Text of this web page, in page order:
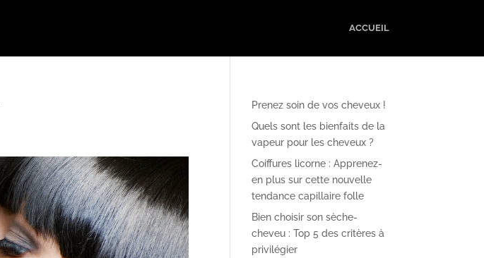
ACCUEIL
Prenez soin de vos cheveux !
Quels sont les bienfaits de la
vapeur pour les cheveux ?
Coiffures licorne : Apprenez-
en plus sur cette nouvelle
tendance capillaire folle
Bien choisir son sèche-
cheveu : Top 5 des critères à
privilégier